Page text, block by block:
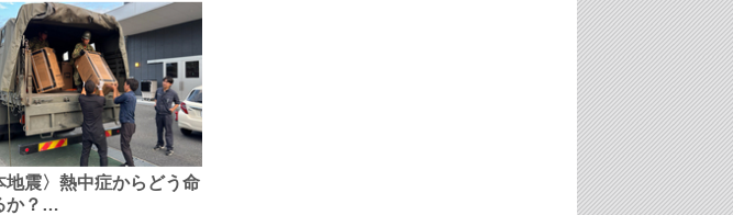
地震〉熱中症からどう命
か？…